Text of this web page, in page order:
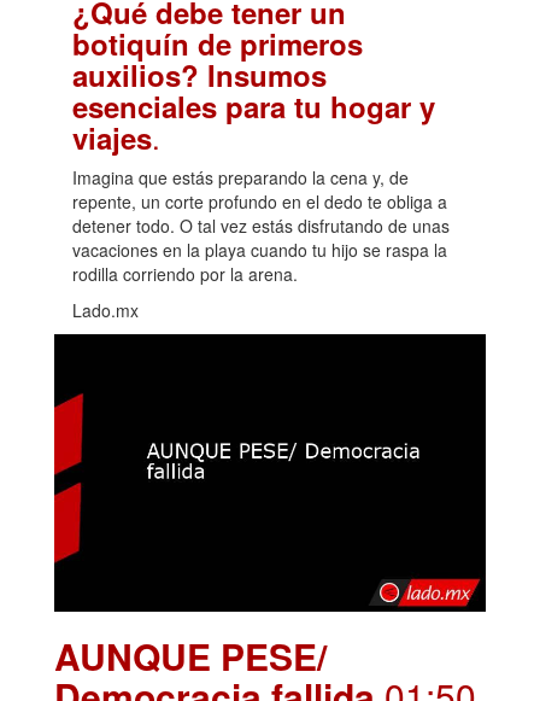
¿Qué debe tener un
botiquín de primeros
auxilios? Insumos
esenciales para tu hogar y
viajes.
Imagina que estás preparando la cena y, de
repente, un corte profundo en el dedo te obliga a
detener todo. O tal vez estás disfrutando de unas
vacaciones en la playa cuando tu hijo se raspa la
rodilla corriendo por la arena.
Lado.mx
AUNQUE PESE/